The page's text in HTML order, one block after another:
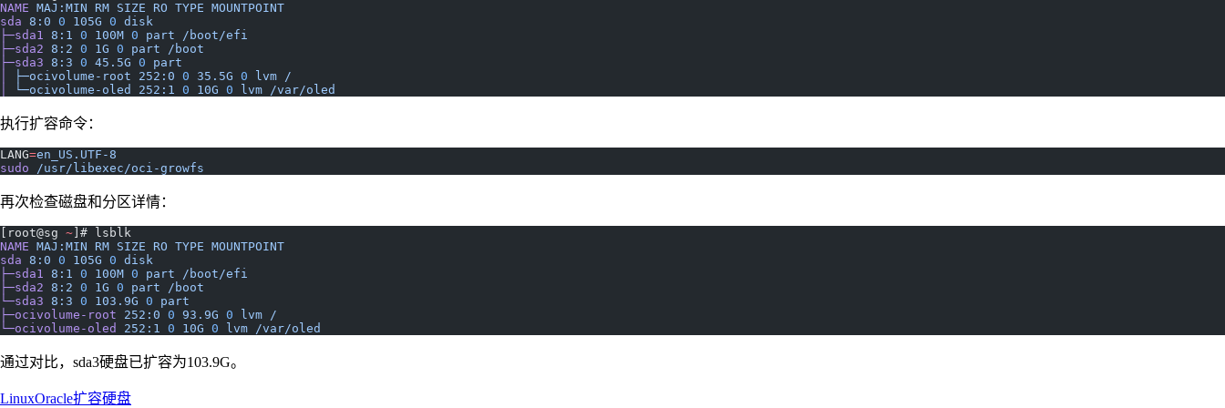
NAME MAJ:MIN RM SIZE RO TYPE MOUNTPOINT
sda 8:0 0 105G 0 disk
├─sda1 8:1 0 100M 0 part /boot/efi
├─sda2 8:2 0 1G 0 part /boot
├─sda3 8:3 0 45.5G 0 part
├─ocivolume-root 252:0 0 35.5G 0 lvm /
└─ocivolume-oled 252:1 0 10G 0 lvm /var/oled
执行扩容命令：
LANG=en_US.UTF-8
sudo /usr/libexec/oci-growfs
再次检查磁盘和分区详情：
[root@sg ~ ]# lsblk
NAME MAJ:MIN RM SIZE RO TYPE MOUNTPOINT
sda 8:0 0 105G 0 disk
├─sda1 8:1 0 100M 0 part /boot/efi
├─sda2 8:2 0 1G 0 part /boot
└─sda3 8:3 0 103.9G 0 part
├─ocivolume-root 252:0 0 93.9G 0 lvm /
└─ocivolume-oled
252:1 0 10G 0 lvm /var/oled
通过对比，sda3硬盘已扩容为103.9G。
LinuxOracle扩容硬盘